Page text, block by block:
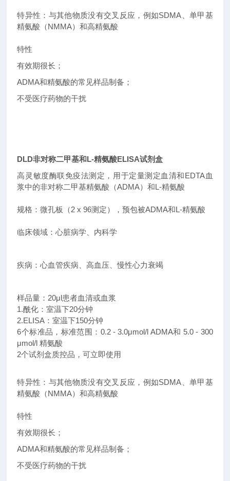
特异性：与其他物质没有交叉反应，例如SDMA、单甲基
精氨酸（NMMA）和高精氨酸
特性
有效期很长；
ADMA和精氨酸的常见样品制备；
不受医疗药物的干扰
DLD非对称二甲基和L-精氨酸ELISA试剂盒
高灵敏度酶联免疫法测定，用于定量测定血清和EDTA血
浆中的非对称二甲基精氨酸（ADMA）和L-精氨酸
规格：微孔板（2 x 96测定），预包被ADMA和L-精氨酸
临床领域：心脏病学、内科学
疾病：心血管疾病、高血压、慢性心力衰竭
样品量：20μl患者血清或血浆
1.酰化：室温下20分钟
2.ELISA：室温下150分钟
6个标准品，标准范围：0.2 - 3.0μmol/l ADMA和 5.0 - 300
μmol/l 精氨酸
2个试剂盒质控品，可立即使用
特异性：与其他物质没有交叉反应，例如SDMA、单甲基
精氨酸（NMMA）和高精氨酸
特性
有效期很长；
ADMA和精氨酸的常见样品制备；
不受医疗药物的干扰